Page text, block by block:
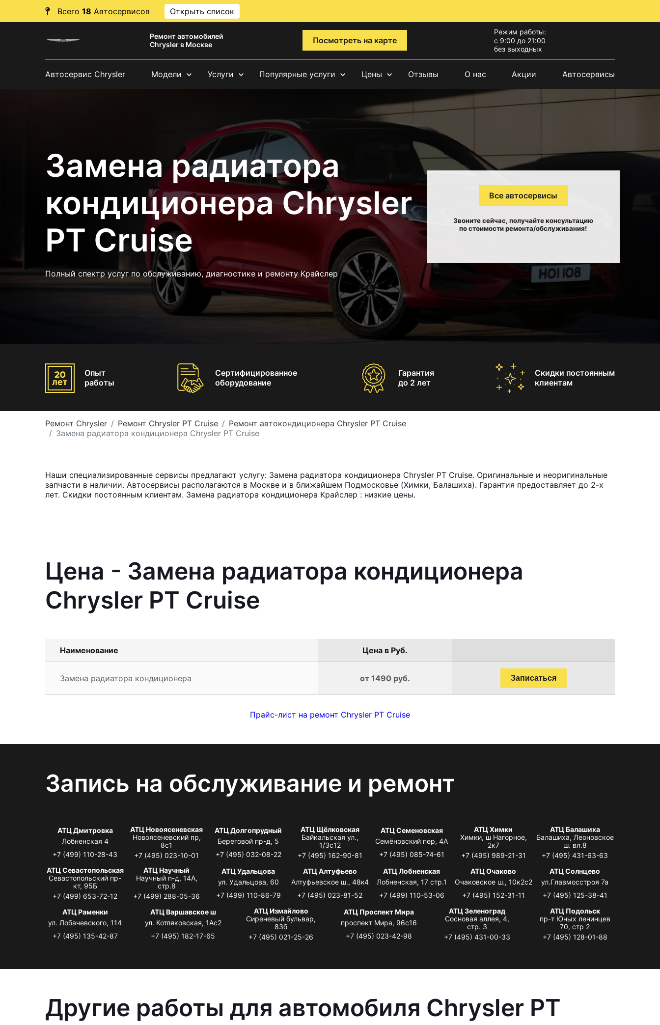
Всего 18 Автосервисов Открыть список
Ремонт автомобилей
Chrysler в Москве
Посмотреть на карте
Режим работы:
с 9:00 до 21:00
без выходных
Автосервис Chrysler Модели Услуги Популярные услуги Цены Отзывы О нас Акции Автосервисы
Замена радиатора
кондиционера Chrysler
PT Cruise
Полный спектр услуг по обслуживанию, диагностике и ремонту Крайслер
Все автосервисы
Звоните сейчас, получайте консультацию
по стоимости ремонта/обслуживания!
Опыт
работы
Сертифицированное
оборудование
Гарантия
до 2 лет
Скидки постоянным
клиентам
Ремонт Chrysler Ремонт Chrysler PT Cruise
Ремонт автокондиционера Chrysler PT Cruise
Замена радиатора кондиционера Chrysler PT Cruise
Наши специализированные сервисы предлагают услугу: Замена радиатора кондиционера Chrysler PT Cruise. Оригинальные и неоригинальные
запчасти в наличии. Автосервисы располагаются в Москве и в ближайшем Подмосковье (Химки, Балашиха). Гарантия предоставляет до 2-х
лет. Скидки постоянным клиентам. Замена радиатора кондиционера Крайслер : низкие цены.
Цена - Замена радиатора кондиционера
Chrysler PT Cruise
Наименование Цена в Руб.
Замена радиатора кондиционера от 1490 руб. Записаться
Прайс-лист на ремонт Chrysler PT Cruise
Запись на обслуживание и ремонт
АТЦ Дмитровка
Лобненская 4
+7 (499) 110-28-43
АТЦ Новоясеневская
Новоясеневский пр,
8с1
+7 (495) 023-10-01
АТЦ Долгопрудный
Береговой пр-д, 5
+7 (495) 032-08-22
АТЦ Щёлковская
Байкальская ул.,
1/3с12
+7 (495) 162-90-81
АТЦ Семеновская
Семёновский пер, 4А
+7 (495) 085-74-61
АТЦ Химки
Химки, ш Нагорное,
2к7
+7 (495) 989-21-31
АТЦ Балашиха
Балашиха, Леоновское
ш. вл.8
+7 (495) 431-63-63
АТЦ Севастопольская
Севастопольский пр-
кт, 95Б
+7 (499) 653-72-12
АТЦ Научный
Научный п-д, 14А,
стр.8
+7 (499) 288-05-36
АТЦ Удальцова
ул. Удальцова, 60
+7 (499) 110-86-79
АТЦ Алтуфьево
Алтуфьевское ш., 48к4
+7 (495) 023-81-52
АТЦ Лобненская
Лобненская, 17 стр.1
+7 (499) 110-53-06
АТЦ Очаково
Очаковское ш., 10к2с2
+7 (495) 152-31-11
АТЦ Солнцево
ул.Главмосстроя 7а
+7 (495) 125-38-41
АТЦ Раменки
ул. Лобачевского, 114
+7 (495) 135-42-87
АТЦ Варшавское ш
ул. Котляковская, 1Ас2
+7 (495) 182-17-65
АТЦ Измайлово
Сиреневый бульвар,
83б
+7 (495) 021-25-26
АТЦ Проспект Мира
проспект Мира, 96с16
+7 (495) 023-42-98
АТЦ Зеленоград
Сосновая аллея, 4,
стр. 3
+7 (495) 431-00-33
АТЦ Подольск
пр-т Юных ленинцев
70, стр 2
+7 (495) 128-01-88
Другие работы для автомобиля Chrysler PT